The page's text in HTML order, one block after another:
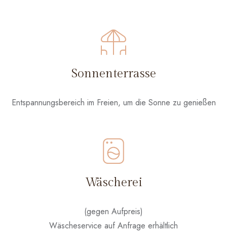
Sonnenterrasse
Entspannungsbereich im Freien, um die Sonne zu genießen
Wäscherei
(gegen Aufpreis)
Wäscheservice auf Anfrage erhältlich